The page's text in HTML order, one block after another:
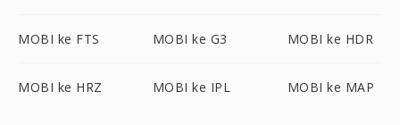
MOBI ke FTS MOBI ke G3 MOBI ke HDR
MOBI ke HRZ MOBI ke IPL MOBI ke MAP